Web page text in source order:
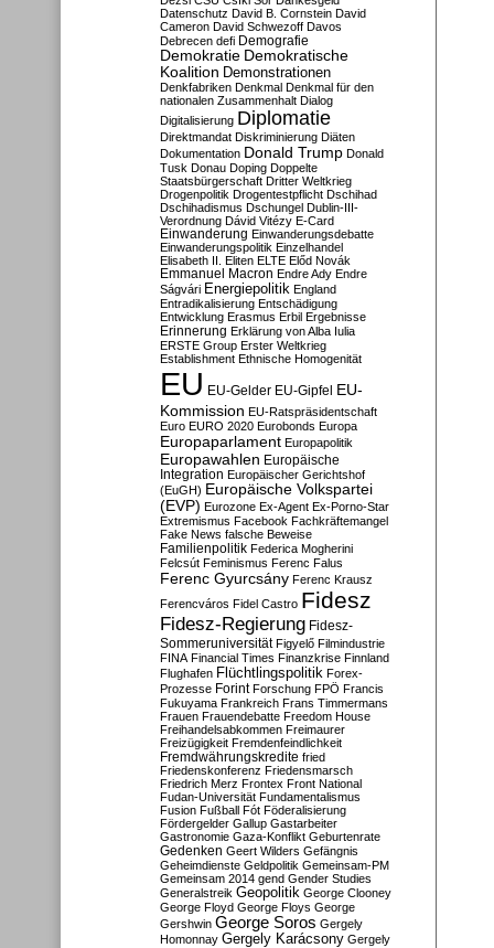
Datenschutz David B. Cornstein David
Cameron David Schwezoff Davos
Debrecen defi Demografie
Demokratie Demokratische
Koalition Demonstrationen
Denkfabriken Denkmal Denkmal für den
nationalen Zusammenhalt Dialog
Digitalisierung Diplomatie
Direktmandat Diskriminierung Diäten
Dokumentation Donald Trump Donald
Tusk Donau Doping Doppelte
Staatsbürgerschaft Dritter Weltkrieg
Drogenpolitik Drogentestpflicht Dschihad
Dschihadismus Dschungel Dublin-III-
Verordnung Dávid Vitézy E-Card
Einwanderung Einwanderungsdebatte
Einwanderungspolitik Einzelhandel
Elisabeth II. Eliten ELTE Előd Novák
Emmanuel Macron Endre Ady Endre
Ságvári Energiepolitik England
Entradikalisierung Entschädigung
Entwicklung Erasmus Erbil Ergebnisse
Erinnerung Erklärung von Alba Iulia
ERSTE Group Erster Weltkrieg
Establishment Ethnische Homogenität
EU EU-Gelder EU-Gipfel EU-
Kommission EU-Ratspräsidentschaft
Euro EURO 2020 Eurobonds Europa
Europaparlament Europapolitik
Europawahlen Europäische
Integration Europäischer Gerichtshof
(EuGH) Europäische Volkspartei
(EVP) Eurozone Ex-Agent Ex-Porno-Star
Extremismus Facebook Fachkräftemangel
Fake News falsche Beweise
Familienpolitik Federica Mogherini
Felcsút Feminismus Ferenc Falus
Ferenc Gyurcsány Ferenc Krausz
Ferencváros Fidel Castro Fidesz
Fidesz-Regierung Fidesz-
Sommeruniversität Figyelő Filmindustrie
FINA Financial Times Finanzkrise Finnland
Flughafen Flüchtlingspolitik Forex-
Prozesse Forint Forschung FPÖ Francis
Fukuyama Frankreich Frans Timmermans
Frauen Frauendebatte Freedom House
Freihandelsabkommen Freimaurer
Freizügigkeit Fremdenfeindlichkeit
Fremdwährungskredite fried
Friedenskonferenz Friedensmarsch
Friedrich Merz Frontex Front National
Fudan-Universität Fundamentalismus
Fusion Fußball Fót Föderalisierung
Fördergelder Gallup Gastarbeiter
Gastronomie Gaza-Konflikt Geburtenrate
Gedenken Geert Wilders Gefängnis
Geheimdienste Geldpolitik Gemeinsam-PM
Gemeinsam 2014 gend Gender Studies
Generalstreik Geopolitik George Clooney
George Floyd George Floys George
Gershwin George Soros Gergely
Homonnay Gergely Karácsony Gergely